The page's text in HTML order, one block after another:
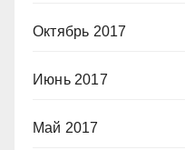
Октябрь 2017
Июнь 2017
Май 2017